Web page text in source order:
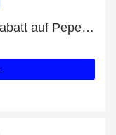
Ausverkaufsartikel: über 20% Rabatt auf Pepe Jeans PJ7395